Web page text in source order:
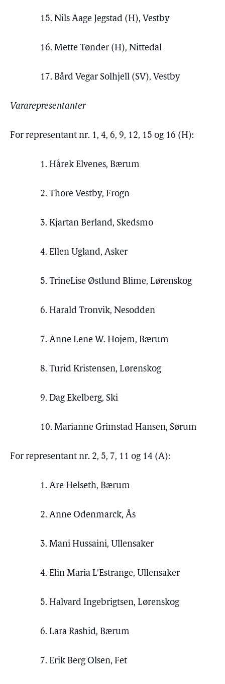
15. Nils Aage Jegstad (H), Vestby
16. Mette Tønder (H), Nittedal
17. Bård Vegar Solhjell (SV), Vestby
Vararepresentanter
For representant nr. 1, 4, 6, 9, 12, 15 og 16 (H):
1. Hårek Elvenes, Bærum
2. Thore Vestby, Frogn
3. Kjartan Berland, Skedsmo
4. Ellen Ugland, Asker
5. TrineLise Østlund Blime, Lørenskog
6. Harald Tronvik, Nesodden
7. Anne Lene W. Hojem, Bærum
8. Turid Kristensen, Lørenskog
9. Dag Ekelberg, Ski
10. Marianne Grimstad Hansen, Sørum
For representant nr. 2, 5, 7, 11 og 14 (A):
1. Are Helseth, Bærum
2. Anne Odenmarck, Ås
3. Mani Hussaini, Ullensaker
4. Elin Maria L'Estrange, Ullensaker
5. Halvard Ingebrigtsen, Lørenskog
6. Lara Rashid, Bærum
7. Erik Berg Olsen, Fet